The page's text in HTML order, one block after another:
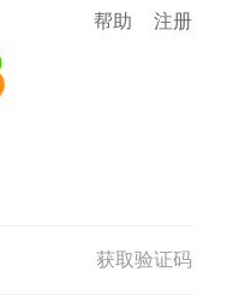
帮助 注册
获取验证码